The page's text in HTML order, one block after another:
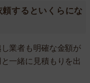
するといくらにな
業者も明確な金額が
一緒に見積もりを出